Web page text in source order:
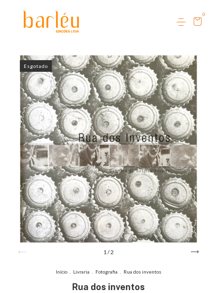
0
Esgotado
1 /2
Início Livraria Fotografia Rua dos inventos
Rua dos inventos